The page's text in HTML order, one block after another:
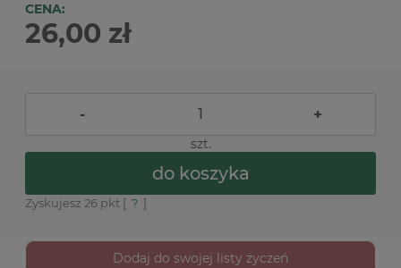
CENA:
26,00 zł
- +
szt.
do koszyka
Zyskujesz 26 pkt [ ? ]
Dodaj do swojej listy życzeń